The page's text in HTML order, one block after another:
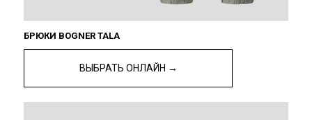
БРЮКИ BOGNER TALA
ВЫБРАТЬ ОНЛАЙН →